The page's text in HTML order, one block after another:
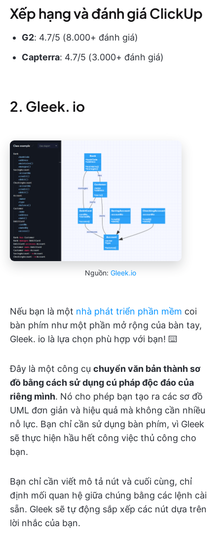
Xếp hạng và đánh giá ClickUp
G2: 4.7/5 (8.000+ đánh giá)
Capterra: 4.7/5 (3.000+ đánh giá)
2. Gleek. io
Nguồn: Gleek.io
Nếu bạn là một nhà phát triển phần mềm coi
bàn phím như một phần mở rộng của bàn tay,
Gleek. io là lựa chọn phù hợp với bạn! ⌨️
Đây là một công cụ chuyển văn bản thành sơ
đồ bằng cách sử dụng cú pháp độc đáo của
riêng mình. Nó cho phép bạn tạo ra các sơ đồ
UML đơn giản và hiệu quả mà không cần nhiều
nỗ lực. Bạn chỉ cần sử dụng bàn phím, vì Gleek
sẽ thực hiện hầu hết công việc thủ công cho
bạn.
Bạn chỉ cần viết mô tả nút và cuối cùng, chỉ
định mối quan hệ giữa chúng bằng các lệnh cài
sẵn. Gleek sẽ tự động sắp xếp các nút dựa trên
lời nhắc của bạn.